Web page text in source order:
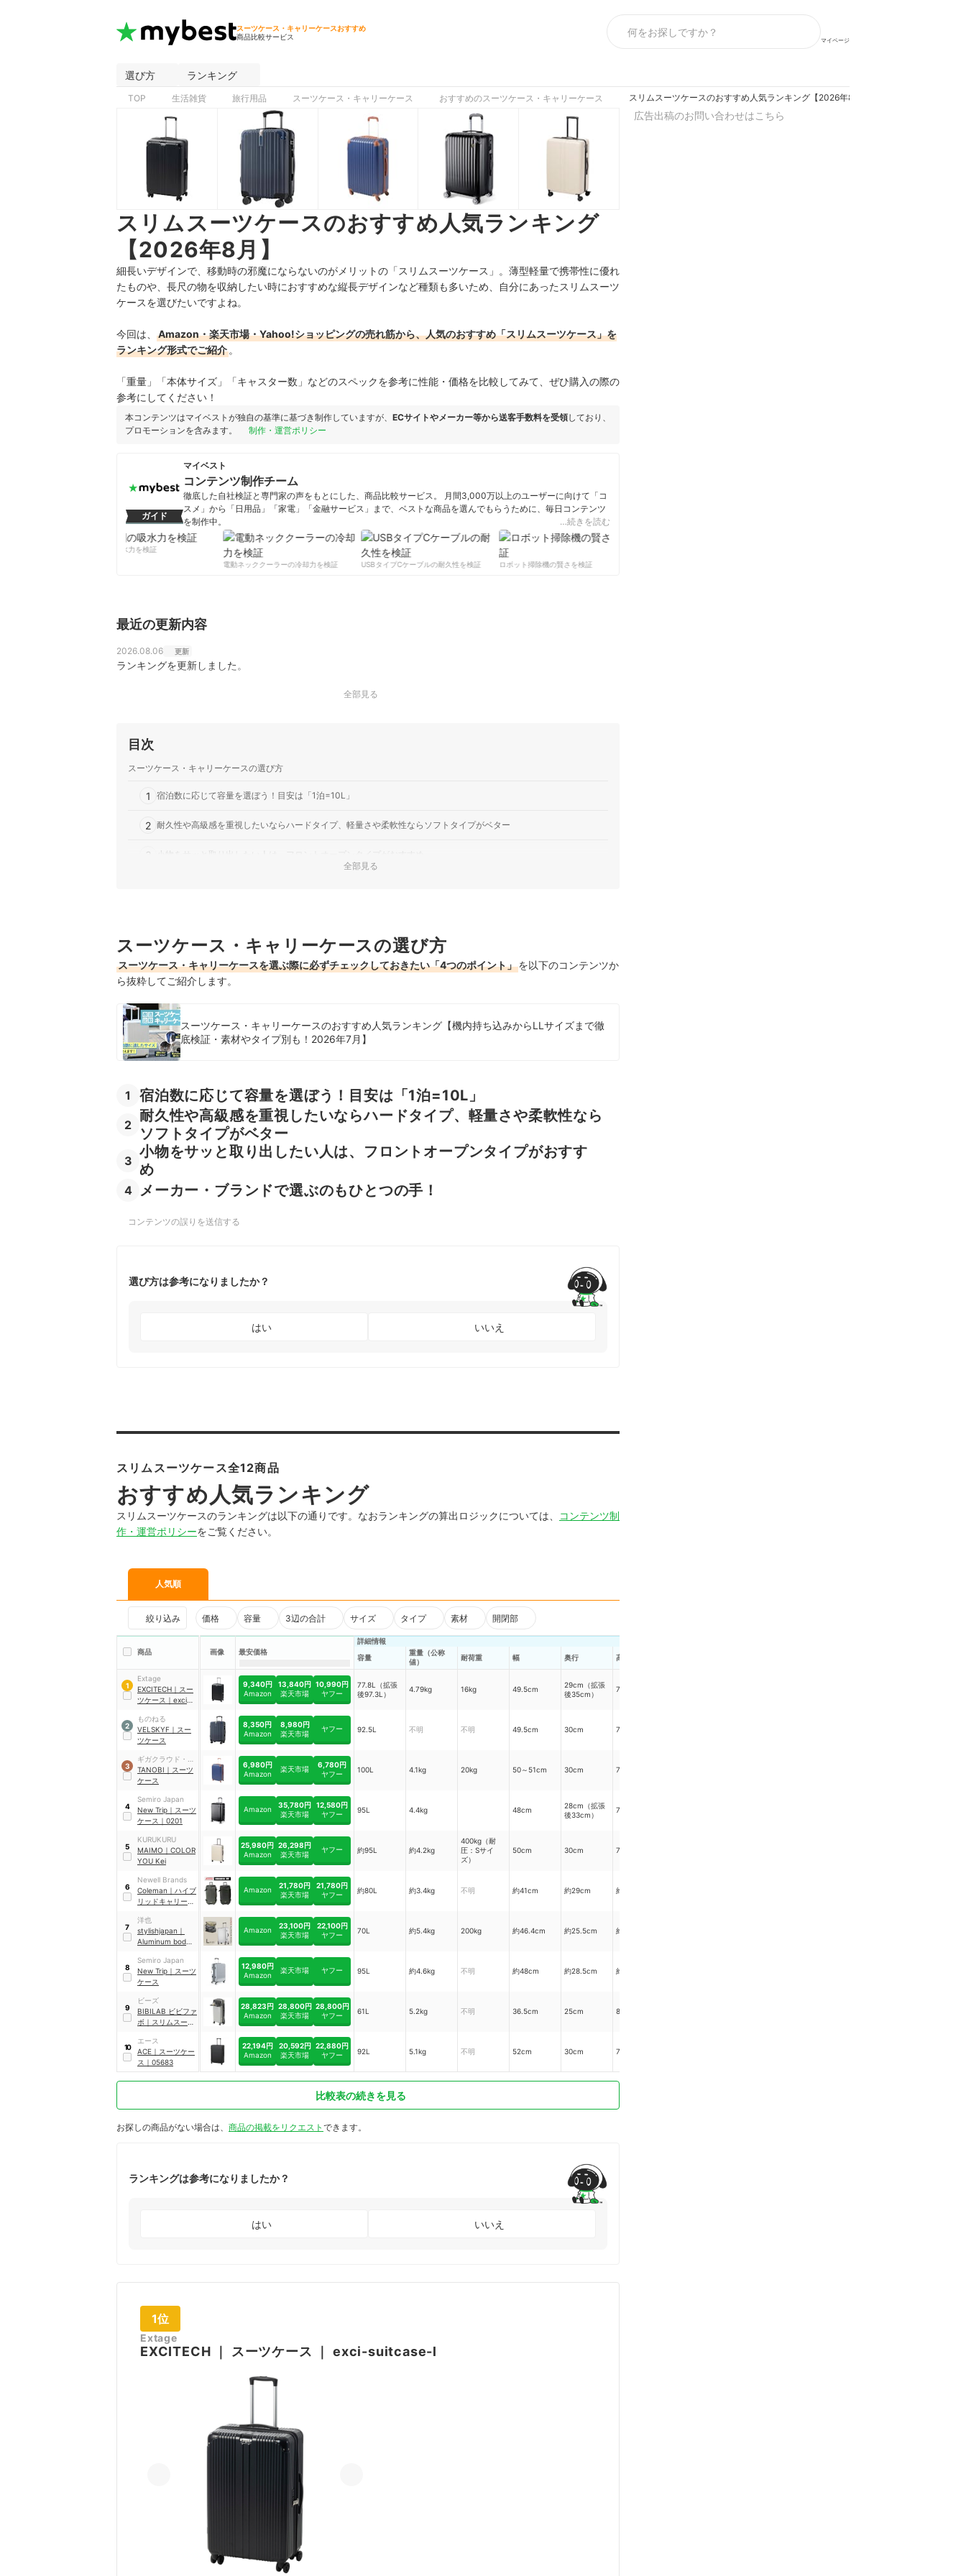
スーツケース・キャリーケースおすすめ
商品比較サービス
マイページ
選び方 ランキング
TOP 生活雑貨 旅行用品 スーツケース・キャリーケース おすすめのスーツケース・キャリーケース スリムスーツケースのおすすめ人気ランキング【2026年8月】
スリムスーツケースのおすすめ人気ランキング
【2026年8月】
細長いデザインで、移動時の邪魔にならないのがメリットの「スリムスーツケース」。薄型軽量で携帯性に優れ
たものや、長尺の物を収納したい時におすすめな縦長デザインなど種類も多いため、自分にあったスリムスーツ
ケースを選びたいですよね。
今回は、
Amazon・楽天市場・Yahoo!ショッピングの売れ筋から、人気のおすすめ「スリムスーツケース」を
ランキング形式でご紹介 。
「重量」「本体サイズ」「キャスター数」などのスペックを参考に性能・価格を比較してみて、ぜひ購入の際の
参考にしてください！
本コンテンツはマイベストが独自の基準に基づき制作していますが、 ECサイトやメーカー等から送客手数料を受領しており、
プロモーションを含みます。
制作・運営ポリシー
ガイド
マイベスト
コンテンツ制作チーム
徹底した自社検証と専門家の声をもとにした、商品比較サービス。 月間3,000万以上のユーザーに向けて「コ
スメ」から「日用品」「家電」「金融サービス」まで、ベストな商品を選んでもらうために、毎日コンテンツ
を制作中。
コンテンツ制作チームのプロフィール
…続きを読む
柔軟剤の吸水力を検証
電動ネッククーラーの冷却力を検証
USBタイプCケーブルの耐久性を検証 ロボット掃除機の賢さを検証
最近の更新内容
2026.08.06 更新
ランキングを更新しました。
全部見る
目次
スーツケース・キャリーケースの選び方
1 宿泊数に応じて容量を選ぼう！目安は「1泊=10L」
2 耐久性や高級感を重視したいならハードタイプ、軽量さや柔軟性ならソフトタイプがベター
3 小物をサッと取り出したい人は、フロントオープンタイプがおすすめ
スリムスーツケースの売れ筋ランキングもチェック！
全部見る
スーツケース・キャリーケースの選び方
スーツケース・キャリーケースを選ぶ際に必ずチェックしておきたい「4つのポイント」を以下のコンテンツか
ら抜粋してご紹介します。
スーツケース・キャリーケースのおすすめ人気ランキング【機内持ち込みからLLサイズまで徹
底検証・素材やタイプ別も！2026年7月】
1 宿泊数に応じて容量を選ぼう！目安は「1泊=10L」
2
耐久性や高級感を重視したいならハードタイプ、軽量さや柔軟性なら
ソフトタイプがベター
3
小物をサッと取り出したい人は、フロントオープンタイプがおすす
め
4 メーカー・ブランドで選ぶのもひとつの手！
コンテンツの誤りを送信する
選び方は参考になりましたか？
はい いいえ
スリムスーツケース全12商品
おすすめ人気ランキング
スリムスーツケースのランキングは以下の通りです。なおランキングの算出ロジックについては、
コンテンツ制
作・運営ポリシーをご覧ください。
人気順
絞り込み 価格 容量 3辺の合計 サイズ タイプ 素材 開閉部
商品 画像 最安価格
詳細情報
容量
重量（公称
値）
耐荷重 幅 奥行 高さ
1
Extage
EXCITECH ｜ スー
ツケース ｜ exci-
9,340円
Amazon
13,840円
楽天市場
10,990円
ヤフー
77.8L（拡張
後97.3L）
4.79kg 16kg 49.5cm
29cm（拡張
後35cm）
77.5cm
2
ものねる
VELSKYF ｜ スー
ツケース
8,350円
Amazon
8,980円
楽天市場
ヤフー 92.5L 不明 不明 49.5cm 30cm 75cm
3
ギガクラウド・テ
クノロジー・ジャ
パン
TANOBI ｜ スーツ
ケース
6,980円
Amazon
楽天市場
6,780円
ヤフー
100L 4.1kg 20kg 50～51cm 30cm 77cm
4
Semiro Japan
New Trip ｜ スーツ
ケース ｜ 0201
Amazon
35,780円
楽天市場
12,580円
ヤフー
95L 4.4kg 48cm
28cm（拡張
後33cm）
75cm
5
KURUKURU
MAIMO ｜ COLOR
YOU Kei
25,980円
Amazon
26,298円
楽天市場
ヤフー 約95L 約4.2kg
400kg（耐
圧：Sサイ
ズ）
50cm 30cm 75cm
6
Newell Brands
Coleman ｜ ハイブ
リッドキャリー｜
Amazon
21,780円
楽天市場
21,780円
ヤフー
約80L 約3.4kg 不明 約41cm 約29cm 約75cm
7
洋也
stylishjapan ｜
Aluminum body
1800
Amazon
23,100円
楽天市場
22,100円
ヤフー
70L 約5.4kg 200kg 約46.4cm 約25.5cm 約75.3cm
8
Semiro Japan
New Trip ｜ スーツ
ケース
12,980円
Amazon
楽天市場 ヤフー 95L 約4.6kg 不明 約48cm 約28.5cm 約75cm
9
ビーズ
BIBILAB ビビファ
ボ ｜ スリムスーツ
800-GY
28,823円
Amazon
28,800円
楽天市場
28,800円
ヤフー
61L 5.2kg 不明 36.5cm 25cm 87cm
10
エース
ACE ｜ スーツケー
ス ｜ 05683
22,194円
Amazon
20,592円
楽天市場
22,880円
ヤフー
92L 5.1kg 不明 52cm 30cm 76cm
比較表の続きを見る
お探しの商品がない場合は、 商品の掲載をリクエスト できます。
ランキングは参考になりましたか？
はい いいえ
1位
Extage
EXCITECH スーツケース ｜exci-suitcase-l
広告出稿のお問い合わせはこちら